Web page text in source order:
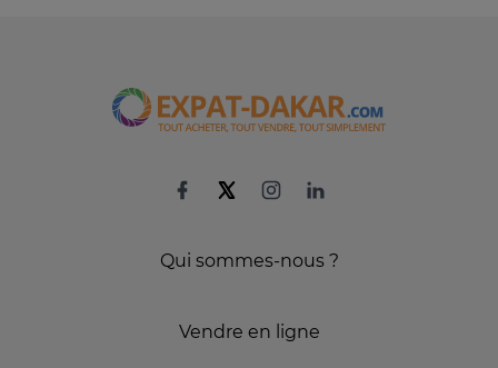
Qui sommes-nous ?
Vendre en ligne